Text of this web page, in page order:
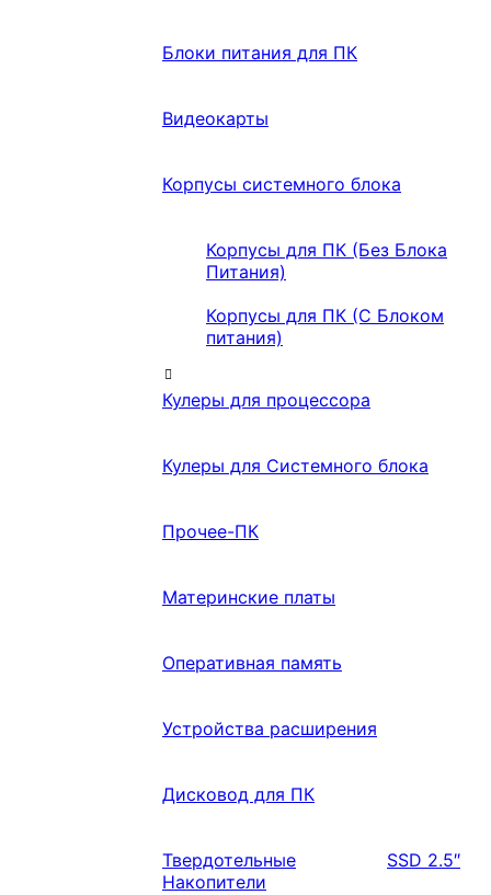
Блоки питания для ПК
Видеокарты
Корпусы системного блока
Корпусы для ПК (Без Блока
Питания)
Корпусы для ПК (С Блоком
питания)
Кулеры для процессора
Кулеры для Системного блока
Прочее-ПК
Материнские платы
Оперативная память
Устройства расширения
Дисковод для ПК
Твердотельные
Накопители
SSD 2.5″